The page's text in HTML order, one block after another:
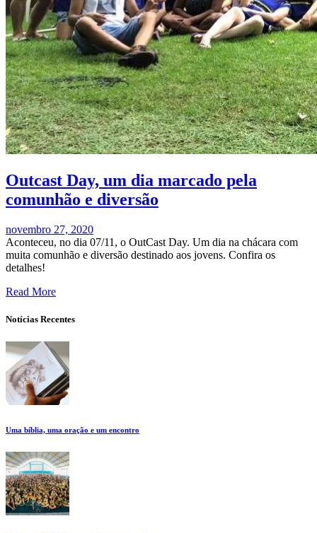
Outcast Day, um dia marcado pela
comunhão e diversão
novembro 27, 2020
Aconteceu, no dia 07/11, o OutCast Day. Um dia na chácara com
muita comunhão e diversão destinado aos jovens. Confira os
detalhes!
Read More
Notícias Recentes
Uma bíblia, uma oração e um encontro